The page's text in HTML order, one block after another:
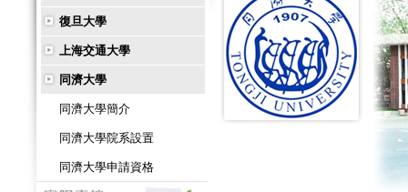
復旦大學
上海交通大學
同濟大學
同濟大學簡介
同濟大學院系設置
同濟大學申請資格
兩岸大學生新聞營 陸委會：符合
陸海外留學回溫！赴美人數下滑